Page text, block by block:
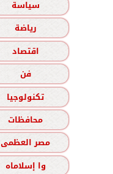
سياسة
رياضة
اقتصاد
فن
تكنولوجيا
محافظات
مصر العظمى
وا إسلاماه